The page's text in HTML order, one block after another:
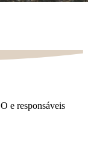
e responsáveis